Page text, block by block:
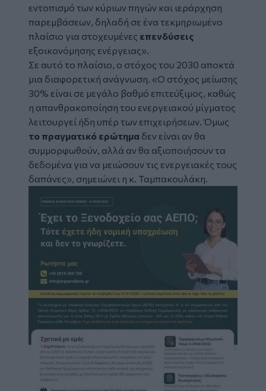
εντοπισμό των κύριων πηγών και ιεράρχηση
παρεμβάσεων, δηλαδή σε ένα τεκμηριωμένο
πλαίσιο για στοχευμένες επενδύσεις
εξοικονόμησης ενέργειας».
Σε αυτό το πλαίσιο, ο στόχος του 2030 αποκτά
μια διαφορετική ανάγνωση. «Ο στόχος μείωσης
30% είναι σε μεγάλο βαθμό επιτεύξιμος, καθώς
η απανθρακοποίηση του ενεργειακού μίγματος
λειτουργεί ήδη υπέρ των επιχειρήσεων. Όμως
το πραγματικό ερώτημα δεν είναι αν θα
συμμορφωθούν, αλλά αν θα αξιοποιήσουν τα
δεδομένα για να μειώσουν τις ενεργειακές τους
δαπάνες», σημειώνει η κ. Ταμπακουλάκη.